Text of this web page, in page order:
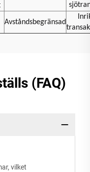
Avståndsbegränsad
(FAQ)
vilket